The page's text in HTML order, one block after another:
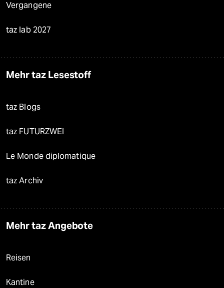
Vergangene
taz lab 2027
Mehr taz Lesestoff
taz Blogs
taz FUTURZWEI
Le Monde diplomatique
taz Archiv
Mehr taz Angebote
Reisen
Kantine